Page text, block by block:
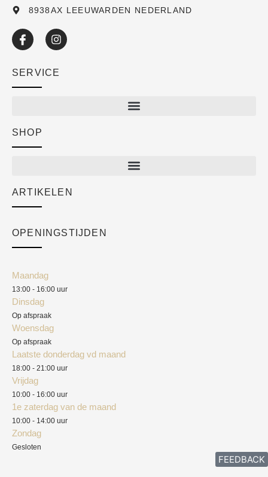
8938AX LEEUWARDEN NEDERLAND
SERVICE
Academy
SHOP
ARTIKELEN
OPENINGSTIJDEN
Maandag
13:00 - 16:00 uur
Dinsdag
Op afspraak
Woensdag
Op afspraak
Laatste donderdag vd maand
18:00 - 21:00 uur
Vrijdag
10:00 - 16:00 uur
1e zaterdag van de maand
10:00 - 14:00 uur
Zondag
Gesloten
FEEDBACK